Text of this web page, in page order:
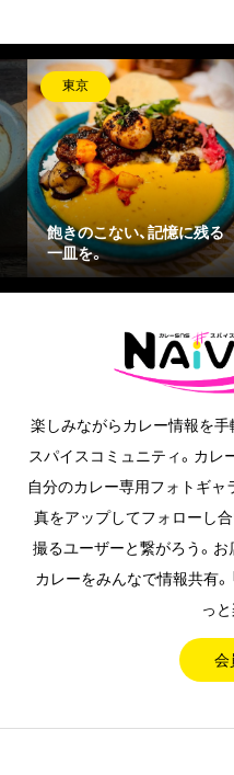
東京
飽きのこない、記憶に残る
一皿を。
楽しみながらカレー情報を
スパイスコミュニティ。カレ
自分のカレー専用フォトギャ
真をアップしてフォローし
撮るユーザーと繋がろう。お
カレーをみんなで情報共有。
っと
会